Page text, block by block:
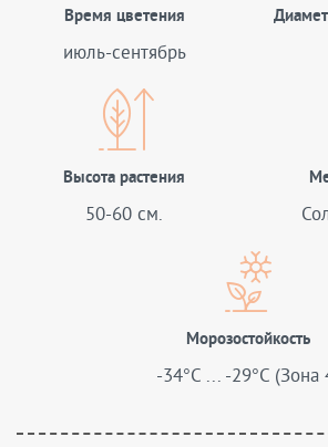
Время цветения
июль-сентябрь
Высота растения
50-60 см.
Морозостойкость
-34°C ... -29°C (Зона